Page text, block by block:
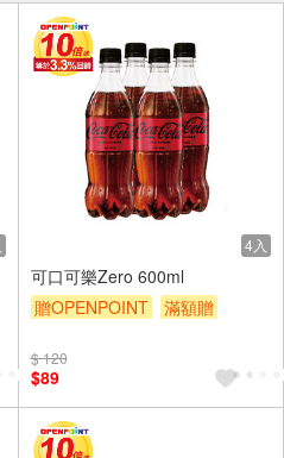
4入
可口可樂Zero 600ml
贈OPENPOINT
滿額贈
$ 120
$89